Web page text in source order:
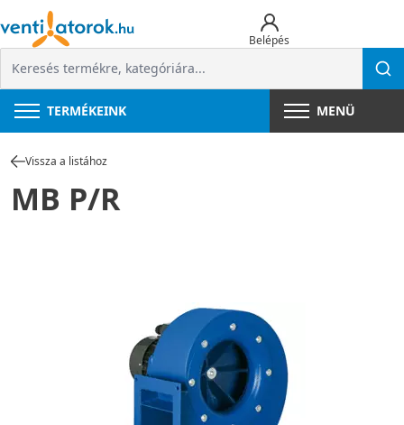
Belépés
TERMÉKEINK MENÜ
Vissza a listához
MB P/R